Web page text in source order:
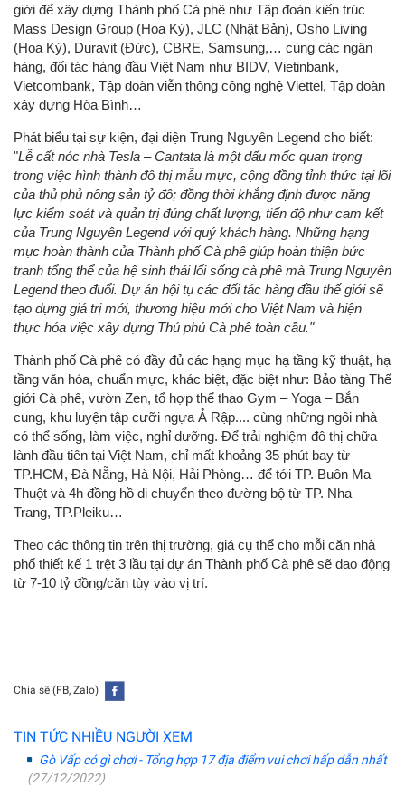
giới để xây dựng Thành phố Cà phê như Tập đoàn kiến trúc
Mass Design Group (Hoa Kỳ), JLC (Nhật Bản), Osho Living
(Hoa Kỳ), Duravit (Đức), CBRE, Samsung,… cùng các ngân
hàng, đối tác hàng đầu Việt Nam như BIDV, Vietinbank,
Vietcombank, Tập đoàn viễn thông công nghệ Viettel, Tập đoàn
xây dựng Hòa Bình…
Phát biểu tại sự kiện, đại diện Trung Nguyên Legend cho biết:
"Lễ cất nóc nhà Tesla – Cantata là một dấu mốc quan trọng
trong việc hình thành đô thị mẫu mực, cộng đồng tỉnh thức tại lõi
của thủ phủ nông sản tỷ đô; đồng thời khẳng định được năng
lực kiểm soát và quản trị đúng chất lượng, tiến độ như cam kết
của Trung Nguyên Legend với quý khách hàng. Những hạng
mục hoàn thành của Thành phố Cà phê giúp hoàn thiện bức
tranh tổng thể của hệ sinh thái lối sống cà phê mà Trung Nguyên
Legend theo đuổi. Dự án hội tụ các đối tác hàng đầu thế giới sẽ
tạo dựng giá trị mới, thương hiệu mới cho Việt Nam và hiện
thực hóa việc xây dựng Thủ phủ Cà phê toàn cầu."
Thành phố Cà phê có đầy đủ các hạng mục hạ tầng kỹ thuật, hạ
tầng văn hóa, chuẩn mực, khác biệt, đặc biệt như: Bảo tàng Thế
giới Cà phê, vườn Zen, tổ hợp thể thao Gym – Yoga – Bắn
cung, khu luyện tập cưỡi ngựa Ả Rập.... cùng những ngôi nhà
có thể sống, làm việc, nghỉ dưỡng. Để trải nghiệm đô thị chữa
lành đầu tiên tại Việt Nam, chỉ mất khoảng 35 phút bay từ
TP.HCM, Đà Nẵng, Hà Nội, Hải Phòng… để tới TP. Buôn Ma
Thuột và 4h đồng hồ di chuyển theo đường bộ từ TP. Nha
Trang, TP.Pleiku…
Theo các thông tin trên thị trường, giá cụ thể cho mỗi căn nhà
phố thiết kế 1 trệt 3 lầu tại dự án Thành phố Cà phê sẽ dao động
từ 7-10 tỷ đồng/căn tùy vào vị trí.
Chia sẽ (FB, Zalo)
TIN TỨC NHIỀU NGƯỜI XEM
Gò Vấp có gì chơi - Tổng hợp 17 địa điểm vui chơi hấp dẫn nhất
(27/12/2022)